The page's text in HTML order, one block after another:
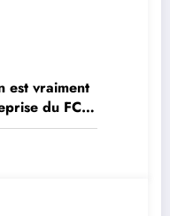
est vraiment
du FC